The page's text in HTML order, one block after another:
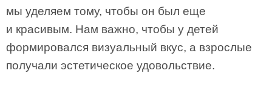
мы уделяем тому, чтобы он был еще
и красивым. Нам важно, чтобы у детей
формировался визуальный вкус, а взрослые
получали эстетическое удовольствие.